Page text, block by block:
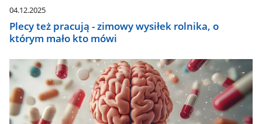
04.12.2025
Plecy też pracują - zimowy wysiłek rolnika, o
którym mało kto mówi